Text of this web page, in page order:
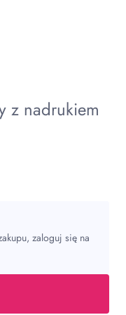
z nadrukiem
zaloguj się na